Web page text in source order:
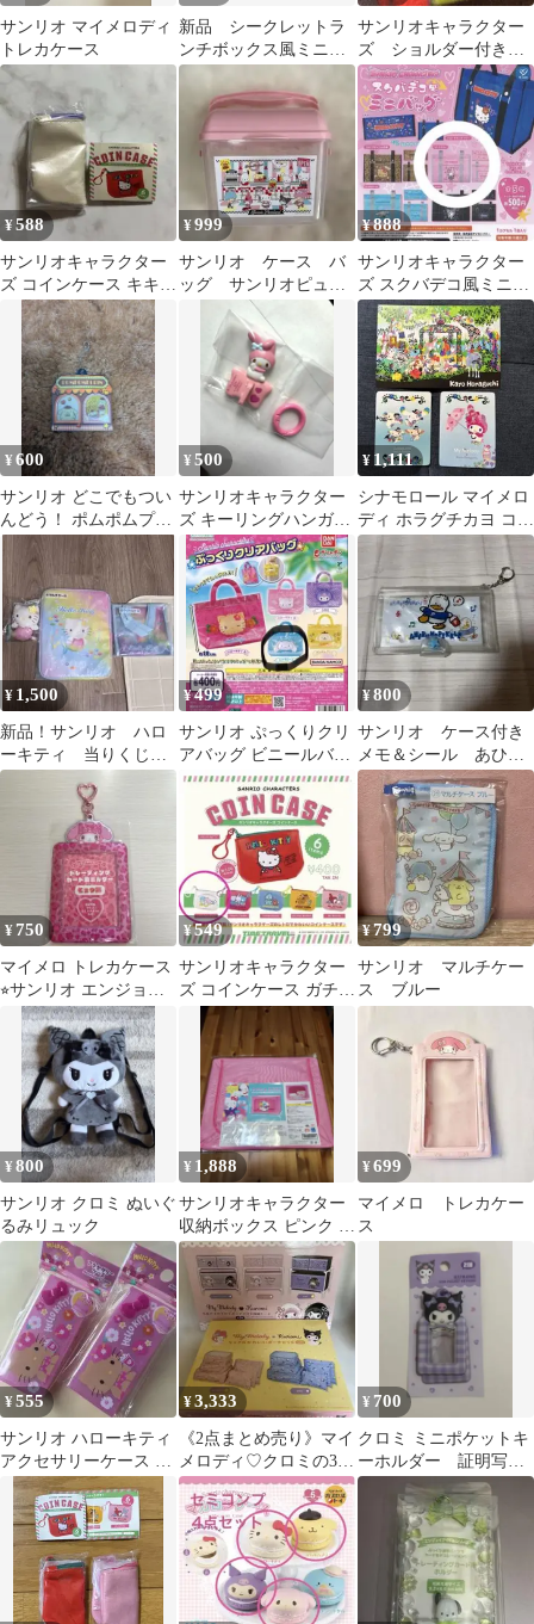
サンリオ マイメロディ
トレカケース
新品 シークレットラ
ンチボックス風ミニ小
物入れ（Mini
Sanrio） クロミ
サンリオキャラクター
ズ ショルダー付きボ
トルケース ポチャッ
コ
¥588
サンリオキャラクター
ズ コインケース キキラ
¥999
サンリオ ケース バ
ッグ サンリオピュー
ロランド限定
¥888
サンリオキャラクター
ズ スクバデコ風ミニバ
ッグ ガチャ 全5種 マイ
メロ ガチャ
¥600
サンリオ どこでもつい
んどう！ ポムポムプリ
ン カードケース
¥500
サンリオキャラクター
ズ キーリングハンガー
マイメロディ
¥ 1,111
シナモロール マイメロ
ディ ホラグチカヨ コラ
ボ カード 2枚
¥ 1,500
新品！サンリオ ハロ
ーキティ 当りくじ
クリアバッグ 、マル
チケース、マスコット
¥499
サンリオ ぷっくりクリ
アバッグ ビニールバッ
グ ガチャ シナモロール
シナモン
¥800
サンリオ ケース付き
メモ＆シール あひる
のペックル
¥ 750
マイメロ トレカケース
⭐︎サンリオ エンジョイ
アイドルシリーズ
¥549
サンリオキャラクター
ズ コインケース ガチャ
ガチャ リトルツインス
ターズ
¥799
サンリオ マルチケー
ス ブルー
¥800
サンリオ クロミ ぬいぐ
るみリュック
¥ 1,888
サンリオキャラクター
収納ボックス ピンク 約
50cm x 40cm
¥699
マイメロ トレカケー
ス
¥555
サンリオ ハローキティ
アクセサリーケース 2
点
¥3,333
《2点まとめ売り》マイ
メロディ♡クロミの3ボ
ックス収納ケースとポ
ーチセット
¥ 700
クロミ ミニポケットキ
ーホルダー 証明写真
ケース